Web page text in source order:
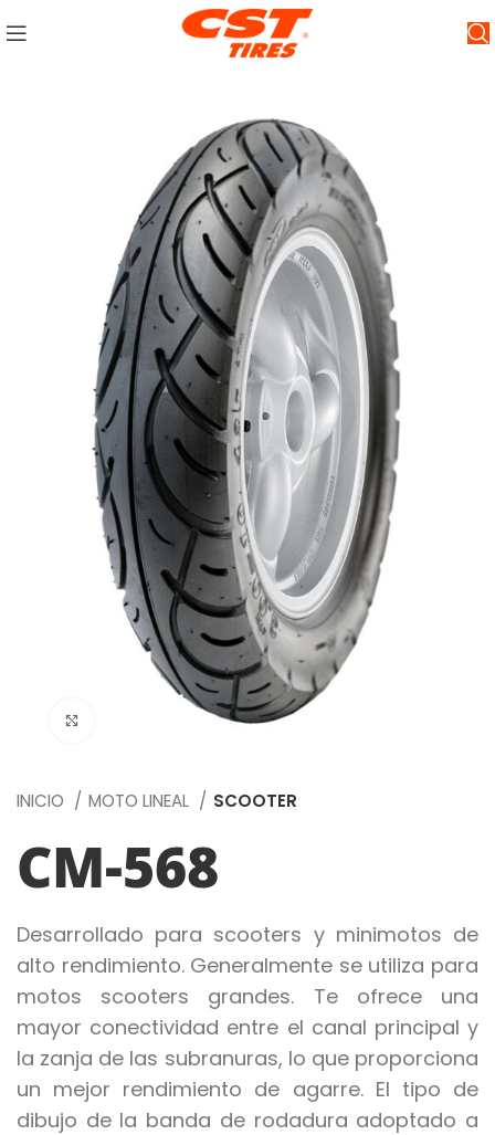
Click to enlarge
INICIO MOTO LINEAL SCOOTER
CM-568
Desarrollado para scooters y minimotos de
alto rendimiento. Generalmente se utiliza para
motos scooters grandes. Te ofrece una
mayor conectividad entre el canal principal y
la zanja de las subranuras, lo que proporciona
un mejor rendimiento de agarre. El tipo de
dibujo de la banda de rodadura adoptado a